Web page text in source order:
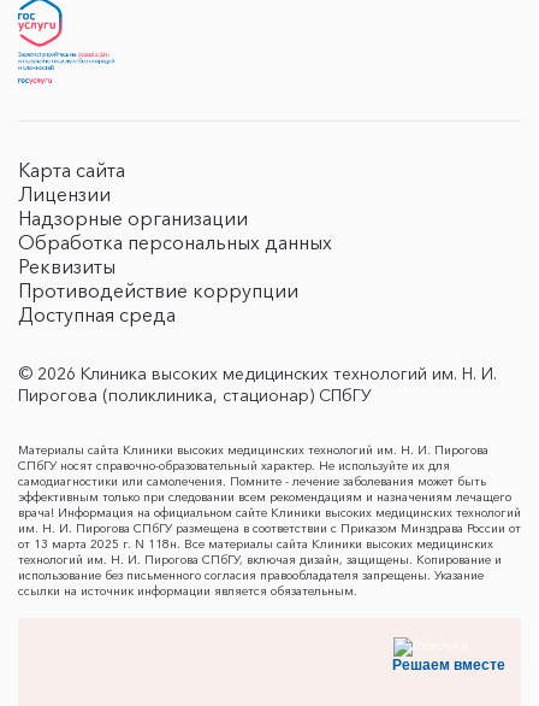
Карта сайта
Лицензии
Надзорные организации
Обработка персональных данных
Реквизиты
Противодействие коррупции
Доступная среда
© 2026 Клиника высоких медицинских технологий им. Н. И.
Пирогова (поликлиника, стационар) СПбГУ
Материалы сайта Клиники высоких медицинских технологий им. Н. И. Пирогова
СПбГУ носят справочно-образовательный характер. Не используйте их для
самодиагностики или самолечения. Помните - лечение заболевания может быть
эффективным только при следовании всем рекомендациям и назначениям лечащего
врача! Информация на официальном сайте Клиники высоких медицинских технологий
им. Н. И. Пирогова СПбГУ размещена в соответствии с Приказом Минздрава России от
от 13 марта 2025 г. N 118н. Все материалы сайта Клиники высоких медицинских
технологий им. Н. И. Пирогова СПбГУ, включая дизайн, защищены. Копирование и
использование без письменного согласия правообладателя запрещены. Указание
ссылки на источник информации является обязательным.
Решаем вместе